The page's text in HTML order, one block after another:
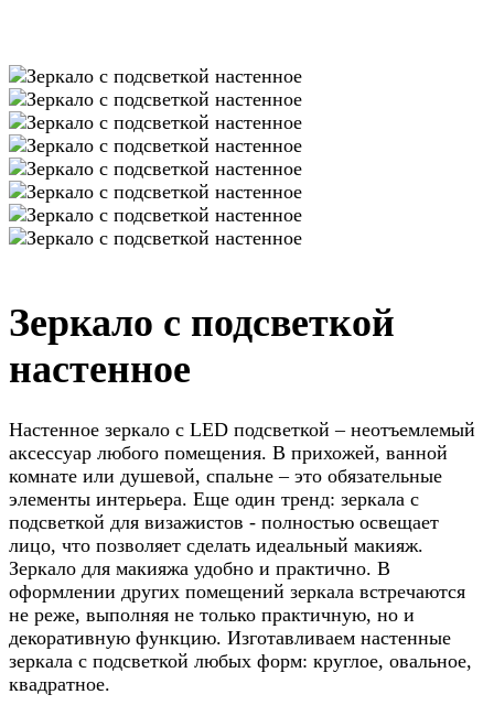
Зеркало с подсветкой
настенное
Настенное зеркало с LED подсветкой – неотъемлемый
аксессуар любого помещения. В прихожей, ванной
комнате или душевой, спальне – это обязательные
элементы интерьера. Еще один тренд: зеркала с
подсветкой для визажистов - полностью освещает
лицо, что позволяет сделать идеальный макияж.
Зеркало для макияжа удобно и практично. В
оформлении других помещений зеркала встречаются
не реже, выполняя не только практичную, но и
декоративную функцию. Изготавливаем настенные
зеркала с подсветкой любых форм: круглое, овальное,
квадратное.